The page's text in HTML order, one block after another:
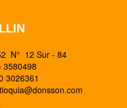
N° 12 Sur - 84
3580498
3026361